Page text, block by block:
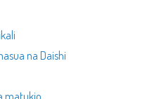
na Daishi
matukio